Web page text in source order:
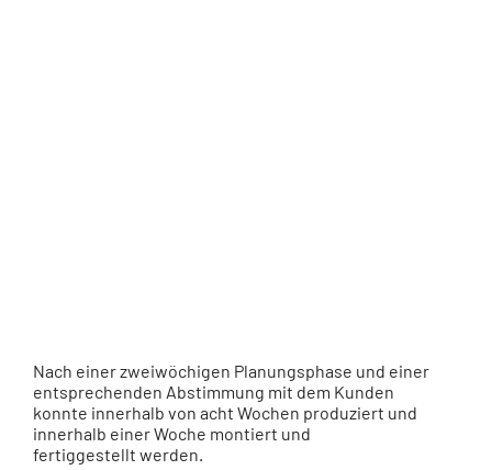
Nach einer zweiwöchigen Planungsphase und einer
entsprechenden Abstimmung mit dem Kunden
konnte innerhalb von acht Wochen produziert und
innerhalb einer Woche montiert und
fertiggestellt werden.